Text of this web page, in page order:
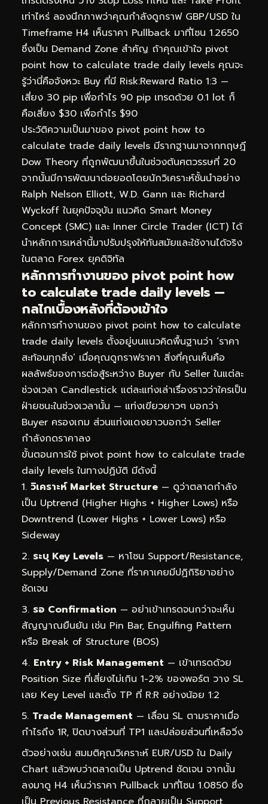
เท่าไหร่ ลองนึกภาพว่าคุณกำลังดูกราฟ GBP/USD ใน
Timeframe H4 เห็นราคา Pullback มาที่โซน 1.2650
ซึ่งเป็น Demand Zone สำคัญ ถ้าคุณเข้าใจ pivot
point how to calculate trade daily levels คุณจะ
รู้ว่านี่คือจังหวะ Buy ที่มี Risk:Reward Ratio 1:3 —
เสี่ยง 30 pip เพื่อกำไร 90 pip เทรดด้วย 0.1 lot ก็
คือเสี่ยง $30 เพื่อกำไร $90
ประวัติความเป็นมาของ pivot point how to
calculate trade daily levels มีรากฐานมาจากทฤษฎี
Dow Theory ที่ถูกพัฒนาขึ้นในช่วงต้นศตวรรษที่ 20
จากนั้นมีการพัฒนาต่อยอดโดยนักวิเคราะห์ชั้นนำอย่าง
Ralph Nelson Elliott, W.D. Gann และ Richard
Wyckoff ในยุคปัจจุบัน แนวคิด Smart Money
Concept (SMC) และ Inner Circle Trader (ICT) ได้
นำหลักการเหล่านี้มาปรับปรุงให้ทันสมัยและใช้งานได้จริง
ในตลาด Forex ยุคดิจิทัล
หลักการทำงานของ pivot point how
to calculate trade daily levels —
กลไกเบื้องหลังที่ต้องเข้าใจ
หลักการทำงานของ pivot point how to calculate
trade daily levels ตั้งอยู่บนแนวคิดพื้นฐานว่า ‘ราคา
สะท้อนทุกสิ่ง’ เมื่อคุณดูกราฟราคา สิ่งที่คุณเห็นคือ
ผลลัพธ์ของการต่อสู้ระหว่าง Buyer กับ Seller ในแต่ละ
ช่วงเวลา Candlestick แต่ละแท่งเล่าเรื่องราวว่าใครเป็น
ฝ่ายชนะในช่วงเวลานั้น — แท่งเขียวยาวๆ บอกว่า
Buyer ครองเกม ส่วนแท่งแดงยาวบอกว่า Seller
กำลังกดราคาลง
ขั้นตอนการใช้ pivot point how to calculate trade
daily levels ในทางปฏิบัติ มีดังนี้
วิเคราะห์ Market Structure — ดูว่าตลาดกำลัง
เป็น Uptrend (Higher Highs + Higher Lows) หรือ
Downtrend (Lower Highs + Lower Lows) หรือ
Sideway
ระบุ Key Levels — หาโซน Support/Resistance,
Supply/Demand Zone ที่ราคาเคยมีปฏิกิริยาอย่าง
ชัดเจน
รอ Confirmation — อย่าเข้าเทรดจนกว่าจะเห็น
สัญญาณยืนยัน เช่น Pin Bar, Engulfing Pattern
หรือ Break of Structure (BOS)
Entry + Risk Management — เข้าเทรดด้วย
Position Size ที่เสี่ยงไม่เกิน 1-2% ของพอร์ต วาง SL
เลย Key Level และตั้ง TP ที่ R:R อย่างน้อย 1:2
Trade Management — เลื่อน SL ตามราคาเมื่อ
กำไรถึง 1R, ปิดบางส่วนที่ TP1 และปล่อยส่วนที่เหลือวิ่ง
ตัวอย่างเช่น สมมติคุณวิเคราะห์ EUR/USD ใน Daily
Chart แล้วพบว่าตลาดเป็น Uptrend ชัดเจน จากนั้น
ลงมาดู H4 เห็นว่าราคา Pullback มาที่โซน 1.0850 ซึ่ง